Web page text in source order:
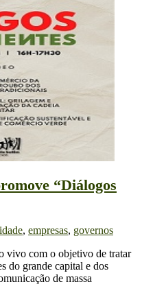
“Diálogos
, empresas, governos
vivo com o objetivo de tratar
do grande capital e dos
de massa